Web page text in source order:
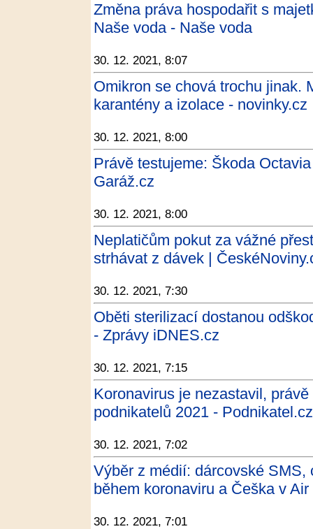
Změna práva hospodařit s
Naše voda - Naše voda
30. 12. 2021, 8:07
Omikron se chová trochu jinak.
karantény a izolace - novinky.cz
30. 12. 2021, 8:00
Právě testujeme: Škoda
Garáž.cz
30. 12. 2021, 8:00
Neplatičům pokut za vážné
strhávat z dávek |
30. 12. 2021, 7:30
Oběti sterilizací dostanou
- Zprávy iDNES.cz
30. 12. 2021, 7:15
Koronavirus je nezastavil,
podnikatelů 2021 - Podnikatel.cz
30. 12. 2021, 7:02
Výběr z médií: dárcovské
během koronaviru a Češka v
30. 12. 2021, 7:01